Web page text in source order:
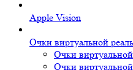
Apple Vision
Очки виртуальной
Очки
Очки